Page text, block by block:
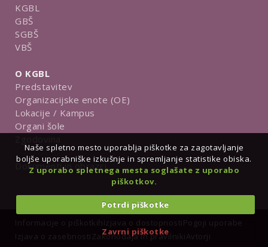
KGBL
GBŠ
SGBŠ
VBŠ
O KGBL
Predstavitev
Organizacijske enote (OE)
Lokacije / Kampus
Organi šole
Dokumenti in obrazci
Informacije o piškotkihIzjava o dostopnostiPogoji uporabe
Izjava o zasebnostiZakonodaja in pravilniki Avtorji
Naše spletno mesto uporablja piškotke za zagotavljanje
boljše uporabniške izkušnje in spremljanje statistike obiska.
Z uporabo spletnega mesta soglašate z uporabo
piškotkov.
Potrdi piškotke
Zavrni piškotke